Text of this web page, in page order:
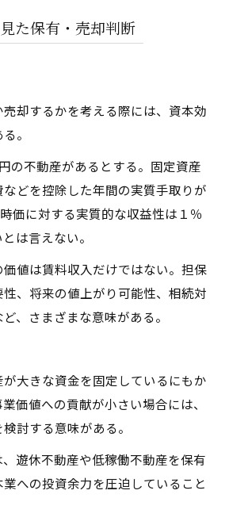
た保有・売却判断
却するかを考える際には、資本効
。
の不動産があるとする。固定資産
どを控除した年間の実質手取りが
価に対する実質的な収益性は１％
は言えない。
値は賃料収入だけではない。担保
、将来の値上がり可能性、相続対
、さまざまな意味がある。
大きな資金を固定しているにもか
価値への貢献が小さい場合には、
討する意味がある。
遊休不動産や低稼働不動産を保有
への投資余力を圧迫していること